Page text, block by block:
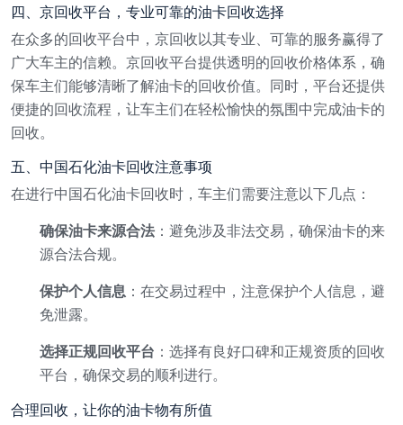
四、京回收平台，专业可靠的油卡回收选择
在众多的回收平台中，京回收以其专业、可靠的服务赢得了
广大车主的信赖。京回收平台提供透明的回收价格体系，确
保车主们能够清晰了解油卡的回收价值。同时，平台还提供
便捷的回收流程，让车主们在轻松愉快的氛围中完成油卡的
回收。
五、中国石化油卡回收注意事项
在进行中国石化油卡回收时，车主们需要注意以下几点：
确保油卡来源合法 ：避免涉及非法交易，确保油卡的来
源合法合规。
保护个人信息 ：在交易过程中，注意保护个人信息，避
免泄露。
选择正规回收平台 ：选择有良好口碑和正规资质的回收
平台，确保交易的顺利进行。
合理回收，让你的油卡物有所值